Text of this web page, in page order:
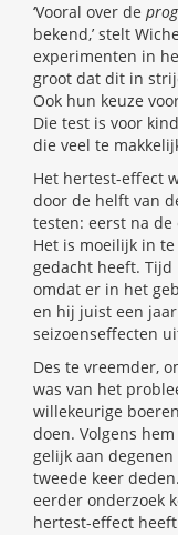
‘Vooral over de
bekend,’ stelt
experimenten in
groot dat dit in
Ook hun keuze
Die test is voor
die veel te
Het hertest-effect
door de helft van
testen: eerst na de
Het is moeilijk in
gedacht heeft.
omdat er in het
en hij juist een
seizoenseffecten
Des te vreemder,
was van het
willekeurige
doen. Volgens
gelijk aan
tweede keer
eerder onderzoek
hertest-effect